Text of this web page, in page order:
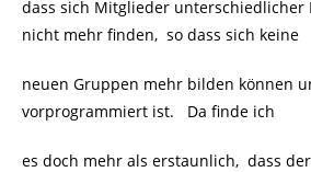
dass sich Mitglieder unterschiedlicher
nicht mehr finden, so dass sich keine
neuen Gruppen mehr bilden können
vorprogrammiert ist. Da finde ich
es doch mehr als erstaunlich, dass